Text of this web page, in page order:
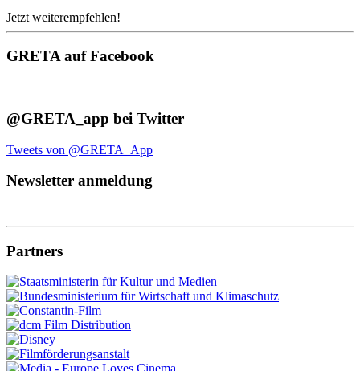
Jetzt weiterempfehlen!
GRETA auf Facebook
@GRETA_app bei Twitter
Tweets von @GRETA_App
Newsletter anmeldung
Partners